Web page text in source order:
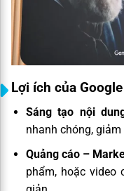
Lợi ích của Google
Sáng tạo nội
nhanh chóng,
Quảng cáo –
phẩm, hoặc